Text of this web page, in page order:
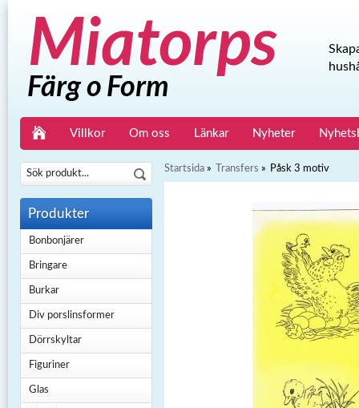
Villkor Om oss Länkar Nyheter
Produkter
Bonbonjärer
Bringare
Burkar
Div porslinsformer
Dörrskyltar
Figuriner
Glas
Startsida » Transfers » Påsk 3 motiv